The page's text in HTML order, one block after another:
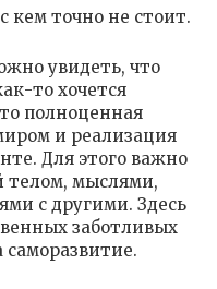
кем точно не стоит.
увидеть, что
то хочется
полноценная
и реализация
Для этого важно
телом, мыслями,
с другими. Здесь
заботливых